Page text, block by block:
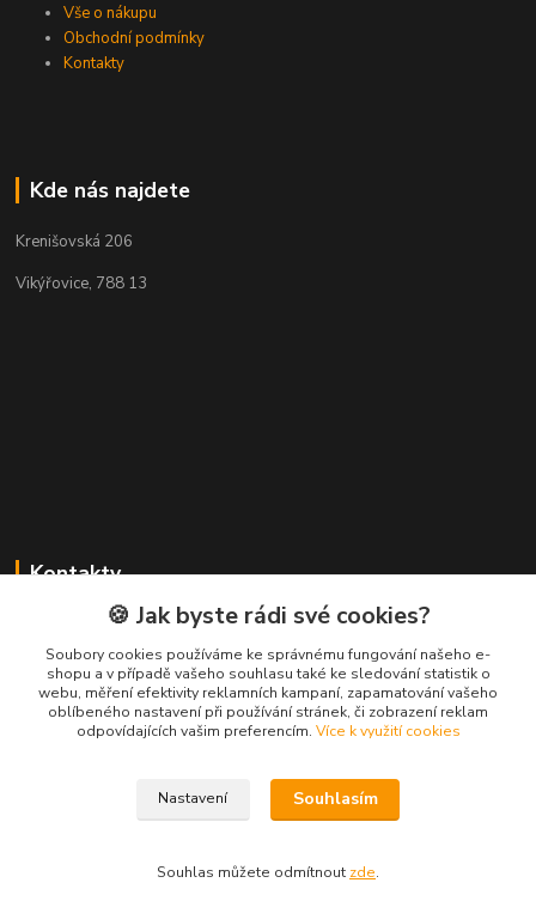
Vše o nákupu
Obchodní podmínky
Kontakty
Kde nás najdete
Krenišovská 206
Vikýřovice, 788 13
Kontakty
TV-VIDEOPRODUKCE, s.r.o.
+420 602 785 628
jurus@videoprodukce.cz
TV-VIDEOPRODUKCE, s.r.o. 2026
🍪 Jak byste rádi své cookies?
Soubory cookies používáme ke správnému fungování našeho e-
shopu a v případě vašeho souhlasu také ke sledování statistik o
webu, měření efektivity reklamních kampaní, zapamatování vašeho
oblíbeného nastavení při používání stránek, či zobrazení reklam
odpovídajících vašim preferencím. Více k využití cookies
Nastavení Souhlasím
Souhlas můžete odmítnout zde.